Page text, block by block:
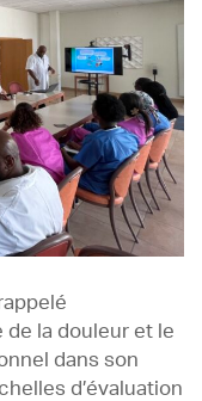
de la douleur et le
dans son
d’évaluation